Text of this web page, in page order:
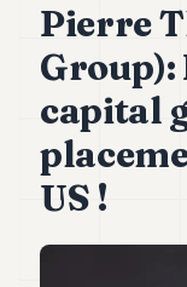
Andy
40
Andy
39
Andy
Andy
37
Andy
Pierre
Group):
capital
US !